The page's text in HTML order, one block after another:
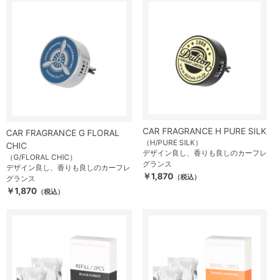
CAR FRAGRANCE G FLORAL
CHIC
（G/FLORAL CHIC）
デザイン良し、香りも良しのカーフレ
グランス
￥1,870 （税込）
CAR FRAGRANCE H PURE SILK
（H/PURE SILK）
デザイン良し、香りも良しのカーフレ
グランス
￥1,870 （税込）